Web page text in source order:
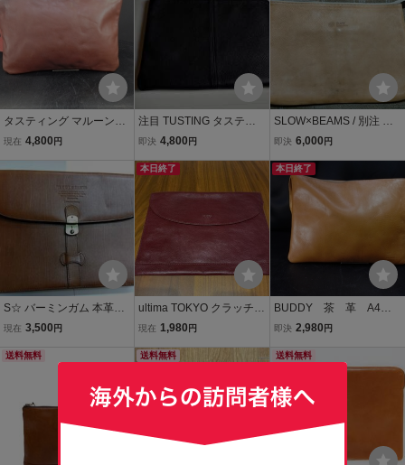
タスティング マルーン
革 A4 クラッチ TUSTI
現在 4,800 円
注目 TUSTING タスティ
ング クラッチバッグ レザ
袋付
即決 4,800 円
SLOW×BEAMS / 別注 ド
キュメントケース 価
レザー SLOW（スロ
ウ） クラッチバッグ
ポーチ 本革
即決 6,000 円
S☆ バーミンガム 本革製
クラッチバッグ (ドキュメ
現在 3,500 円
本日終了
ultima TOKYO クラッチバ
ッグ レザー 本革 書類ケー
ボルドー
現在 1,980 円
本日終了
BUDDY 茶 革 A4
クラッチ （株）アリック
即決 2,980 円
送料無料 送料無料 送料無料